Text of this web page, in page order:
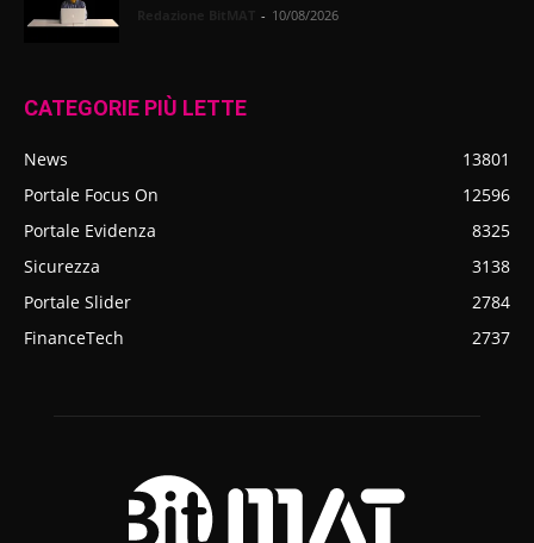
- 10/08/2026
CATEGORIE PIÙ LETTE
News
13801
Portale Focus On
12596
Portale Evidenza
8325
Sicurezza
3138
Portale Slider
2784
FinanceTech
2737